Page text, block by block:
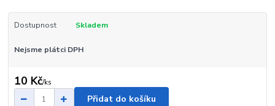
Dostupnost Skladem
Nejsme plátci DPH
10 Kč/ks
Přidat do košíku